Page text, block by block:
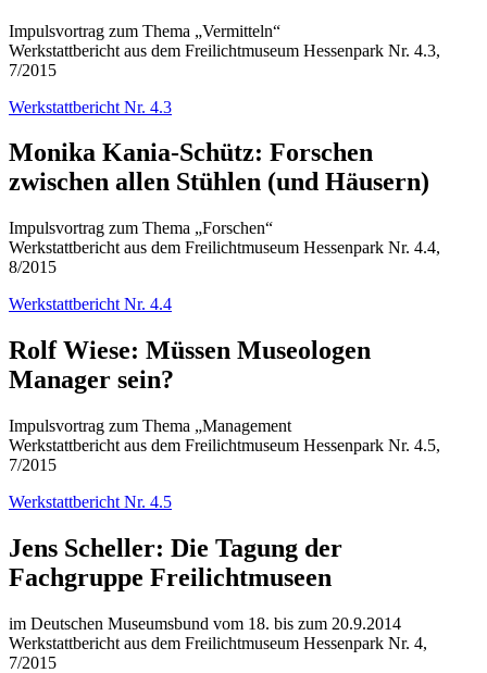
Impulsvortrag zum Thema „Vermitteln“
Werkstattbericht aus dem Freilichtmuseum Hessenpark Nr. 4.3,
7/2015
Werkstattbericht Nr. 4.3
Monika Kania-Schütz: Forschen
zwischen allen Stühlen (und Häusern)
Impulsvortrag zum Thema „Forschen“
Werkstattbericht aus dem Freilichtmuseum Hessenpark Nr. 4.4,
8/2015
Werkstattbericht Nr. 4.4
Rolf Wiese: Müssen Museologen
Manager sein?
Impulsvortrag zum Thema „Management
Werkstattbericht aus dem Freilichtmuseum Hessenpark Nr. 4.5,
7/2015
Werkstattbericht Nr. 4.5
Jens Scheller: Die Tagung der
Fachgruppe Freilichtmuseen
im Deutschen Museumsbund vom 18. bis zum 20.9.2014
Werkstattbericht aus dem Freilichtmuseum Hessenpark Nr. 4,
7/2015